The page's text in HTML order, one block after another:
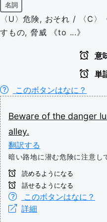
名詞
〈U〉危険, おそれ / 〈C〉
すもの, 脅威 《to ...》
意
単
このボタンはなに？
Beware of the danger
alley.
翻訳する
暗い路地に潜む危険に注意し
読めるようになる
話せるようになる
このボタンはなに？
詳細